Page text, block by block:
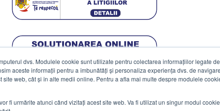
dvs. Modulele cookie sunt utilizate pentru colectarea informațiilor legate
aceste informații pentru a îmbunătăți și personaliza experiența dvs. de
web, cât și în alte medii online. Pentru a afla mai multe despre modulele
fi urmărite atunci când vizitați acest site web. Va fi utilizat un singur modul